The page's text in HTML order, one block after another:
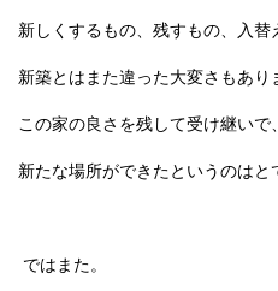
新しくするもの、残すもの、入替
新築とはまた違った大変さもあり
この家の良さを残して受け継いで、
新たな場所ができたというのは
ではまた。